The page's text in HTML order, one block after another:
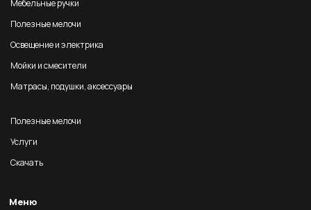
Мебельные ручки
Полезные мелочи
Освещение и электрика
Мойки и смесители
Матрасы, подушки, аксессуары
Полезные мелочи
Услуги
Скачать
Меню